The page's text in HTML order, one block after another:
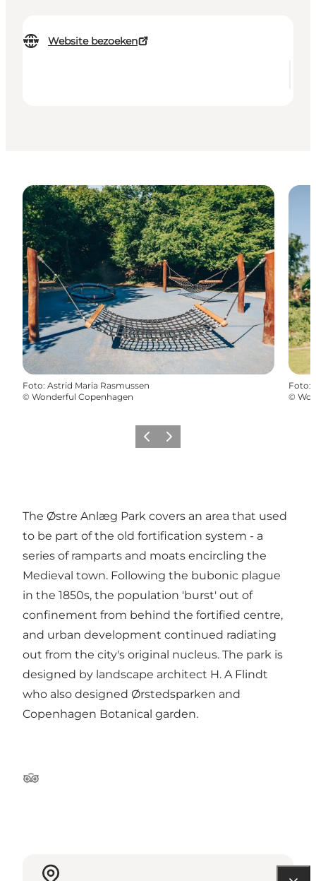
Website bezoeken
Foto: Astrid Maria Rasmussen
© Wonderful Copenhagen
Foto:
©
Vorige Volgende
The Østre Anlæg Park covers an area that used
to be part of the old fortification system - a
series of ramparts and moats encircling the
Medieval town. Following the bubonic plague
in the 1850s, the population 'burst' out of
confinement from behind the fortified centre,
and urban development continued radiating
out from the city's original nucleus. The park is
designed by landscape architect H. A Flindt
who also designed Ørstedsparken and
Copenhagen Botanical garden.
Tripadvisor